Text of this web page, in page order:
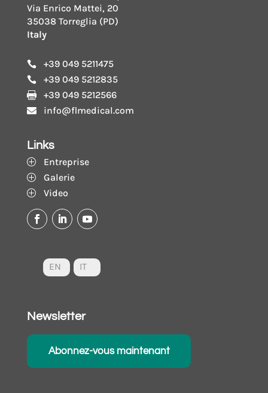
Via Enrico Mattei, 20
35038 Torreglia (PD)
Italy
 +39 049 5211475
 +39 049 5212835
 +39 049 5212566
 info@flmedical.com
Links
P Entreprise
P Galerie
P Video
EN IT
Newsletter
Abonnez-vous maintenant